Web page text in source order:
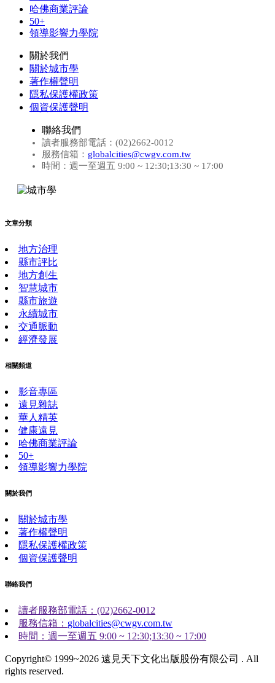
哈佛商業評論
50+
領導影響力學院
關於我們
關於城市學
著作權聲明
隱私保護權政策
個資保護聲明
聯絡我們
讀者服務部電話：(02)2662-0012
服務信箱： globalcities@cwgv.com.tw
時間：週一至週五 9:00 ~ 12:30;13:30 ~ 17:00
文章分類
地方治理
縣市評比
地方創生
智慧城市
縣市旅遊
永續城市
交通脈動
經濟發展
相關頻道
影音專區
遠見雜誌
華人精英
健康遠見
哈佛商業評論
50+
領導影響力學院
關於我們
關於城市學
著作權聲明
隱私保護權政策
個資保護聲明
聯絡我們
讀者服務部電話：(02)2662-0012
服務信箱： globalcities@cwgv.com.tw
時間：週一至週五 9:00 ~ 12:30;13:30 ~ 17:00
Copyright© 1999~2026 遠見天下文化出版股份有限公司 . All
rights reserved.